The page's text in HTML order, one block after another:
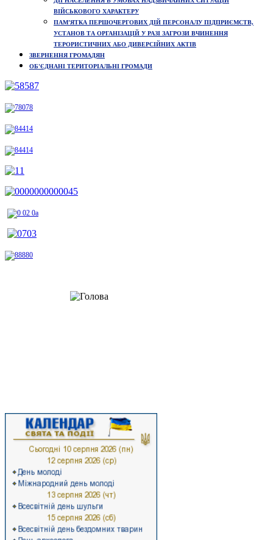
ВІЙСЬКОВОГО ХАРАКТЕРУ
ПАМ’ЯТКА ПЕРШОЧЕРГОВИХ ДІЙ ПЕРСОНАЛУ ПІДПРИЄМСТВ,
УСТАНОВ ТА ОРГАНІЗАЦІЙ У РАЗІ ЗАГРОЗИ ВЧИНЕННЯ
ТЕРОРИСТИЧНИХ АБО ДИВЕРСІЙНИХ АКТІВ
ЗВЕРНЕННЯ ГРОМАДЯН
ОБ'ЄДНАНІ ТЕРИТОРІАЛЬНІ ГРОМАДИ